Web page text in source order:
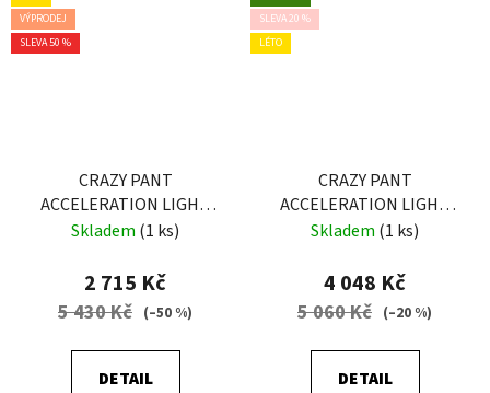
VÝPRODEJ
SLEVA 50 %
CRAZY PANT
ACCELERATION LIGHT
MAN ZENITH
Skladem (1 ks)
2 715 Kč
5 430 Kč (–50 %)
DETAIL
SLEVA 20 %
LÉTO
CRAZY PANT
ACCELERATION LIGHT
MAN BLACK
Skladem (1 ks)
4 048 Kč
5 060 Kč (–20 %)
DETAIL